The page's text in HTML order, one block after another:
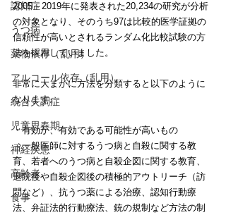
認知症
うつ病
薬物依存（乱用）
アルコール依存（乱用）
統合失調症
児童思春期
神経疾患
高齢者
食事
2005～2019年に発表された20,234の研究が分析
の対象となり、そのうち97は比較的医学証拠の
信頼性が高いとされるランダム化比較試験の方
法を採用していました。
非常に大まかに方法を分類すると以下のように
なります。
・有効か、有効である可能性が高いもの
⇒一般医師に対するうつ病と自殺に関する教
育、若者へのうつ病と自殺企図に関する教育、
退院後や自殺企図後の積極的アウトリーチ（訪
問など）、抗うつ薬による治療、認知行動療
法、弁証法的行動療法、銃の規制など方法の制